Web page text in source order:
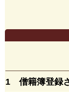
1 僧籍簿登録